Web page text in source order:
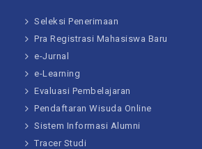
Seleksi Penerimaan
Pra Registrasi Mahasiswa Baru
e-Jurnal
e-Learning
Evaluasi Pembelajaran
Pendaftaran Wisuda Online
Sistem Informasi Alumni
Tracer Studi